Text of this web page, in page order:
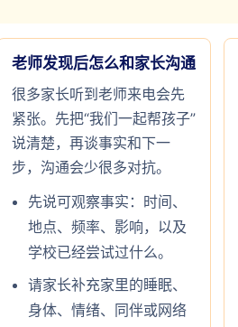
老师发现后怎么和家长沟通
很多家长听到老师来电会先
紧张。先把“我们一起帮孩子”
说清楚，再谈事实和下一
步，沟通会少很多对抗。
先说可观察事实：时间、
地点、频率、影响，以及
学校已经尝试过什么。
请家长补充家里的睡眠、
身体、情绪、同伴或网络